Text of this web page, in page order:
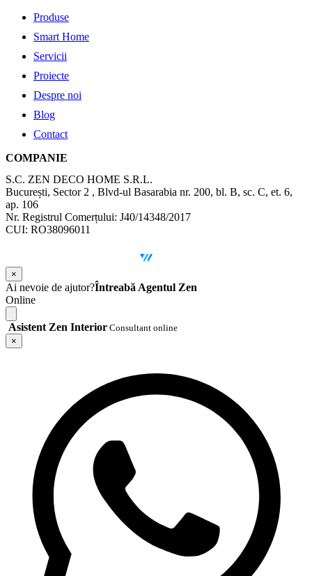
Produse
Smart Home
Servicii
Proiecte
Despre noi
Blog
Contact
COMPANIE
S.C. ZEN DECO HOME S.R.L.
București, Sector 2 , Blvd-ul Basarabia nr. 200, bl. B, sc. C, et. 6,
ap. 106
Nr. Registrul Comerțului: J40/14348/2017
CUI: RO38096011
WebSketch Agency
×
Ai nevoie de ajutor?Întreabă Agentul Zen
Online
Asistent Zen Interior Consultant online
×